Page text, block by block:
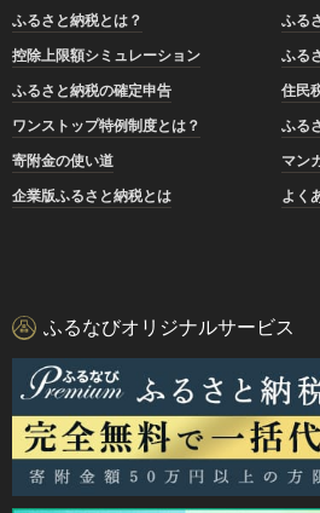
ふるさと納税とは？
ふる
控除上限額シミュレーション
ふる
ふるさと納税の確定申告
住民
ワンストップ特例制度とは？
ふる
寄附金の使い道
マン
企業版ふるさと納税とは
よく
ふるなびオリジナルサービス